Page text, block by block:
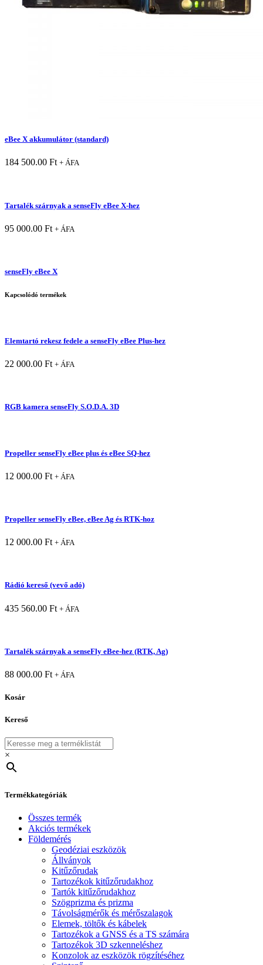
eBee X akkumulátor (standard)
184 500.00 Ft + ÁFA
Tartalék szárnyak a senseFly eBee X-hez
95 000.00 Ft + ÁFA
senseFly eBee X
Kapcsolódó termékek
Elemtartó rekesz fedele a senseFly eBee Plus-hez
22 000.00 Ft + ÁFA
RGB kamera senseFly S.O.D.A. 3D
Propeller senseFly eBee plus és eBee SQ-hez
12 000.00 Ft + ÁFA
Propeller senseFly eBee, eBee Ag és RTK-hoz
12 000.00 Ft + ÁFA
Rádió kereső (vevő adó)
435 560.00 Ft + ÁFA
Tartalék szárnyak a senseFly eBee-hez (RTK, Ag)
88 000.00 Ft + ÁFA
Kosár
Kereső
×
Termékkategóriák
Összes termék
Akciós termékek
Földemérés
Geodéziai eszközök
Állványok
Kitűzőrudak
Tartozékok kitűzőrudakhoz
Tartók kitűzőrudakhoz
Szögprizma és prizma
Távolságmérők és mérőszalagok
Elemek, töltők és kábelek
Tartozékok a GNSS és a TS számára
Tartozékok 3D szkenneléshez
Konzolok az eszközök rögzítéséhez